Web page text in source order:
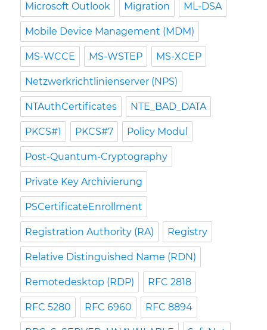
Microsoft Outlook Migration ML-DSA
Mobile Device Management (MDM)
MS-WCCE MS-WSTEP MS-XCEP
Netzwerkrichtlinienserver (NPS)
NTAuthCertificates NTE_BAD_DATA
PKCS#1 PKCS#7 Policy Modul
Post-Quantum-Cryptography
Private Key Archivierung
PSCertificateEnrollment
Registration Authority (RA) Registry
Relative Distinguished Name (RDN)
Remotedesktop (RDP) RFC 2818
RFC 5280 RFC 6960 RFC 8894